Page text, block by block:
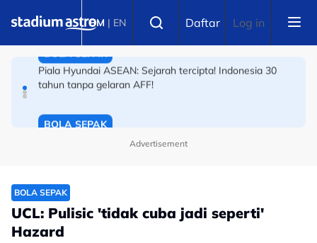
BM | EN Daftar Log in
Piala Hyundai ASEAN: Sejarah tercipta! Indonesia 30
BOLA SEPAK
Keraian bawa padah! Lompat papan iklan jatuh dalam
Advertisement
BOLA SEPAK
UCL: Pulisic 'tidak cuba jadi seperti'
Hazard